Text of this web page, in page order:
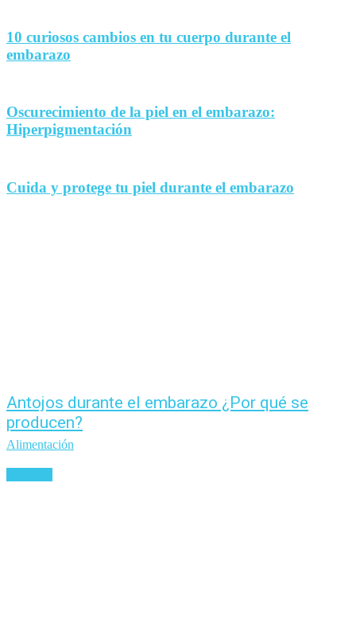
10 curiosos cambios en tu cuerpo durante el
embarazo
Oscurecimiento de la piel en el embarazo:
Hiperpigmentación
Cuida y protege tu piel durante el embarazo
Antojos durante el embarazo ¿Por qué se
producen?
Alimentación